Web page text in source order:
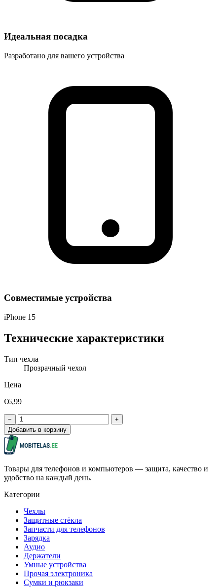
Идеальная посадка
Разработано для вашего устройства
Совместимые устройства
iPhone 15
Технические характеристики
Тип чехла
Прозрачный чехол
Цена
€6,99
−
+
Добавить в корзину
Товары для телефонов и компьютеров — защита, качество и
удобство на каждый день.
Категории
Чехлы
Защитные стёкла
Запчасти для телефонов
Зарядка
Аудио
Держатели
Умные устройства
Прочая электроника
Сумки и рюкзаки